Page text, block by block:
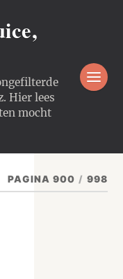
Hier lees
mocht
PAGINA 900 / 998